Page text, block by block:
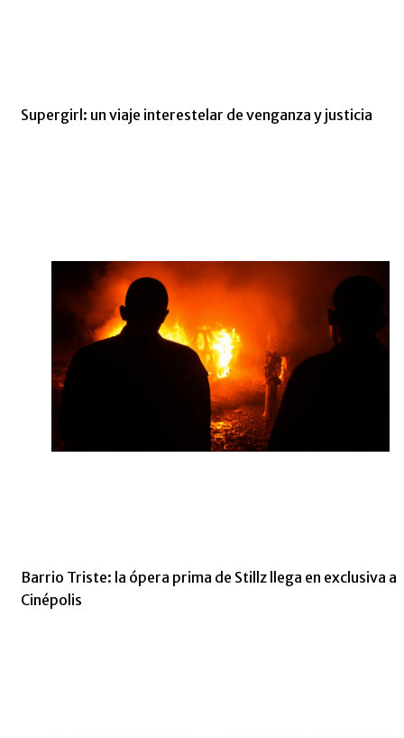
Supergirl: un viaje interestelar de venganza y justicia
Barrio Triste: la ópera prima de Stillz llega en exclusiva a
Cinépolis